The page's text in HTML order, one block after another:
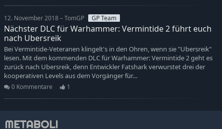
12. November 2018 – TomGP GP Team
Nächster DLC für Warhammer: Vermintide 2 führt euch
nach Ubersreik
Bei Vermintide-Veteranen klingelt's in den Ohren, wenn sie "Ubersreik"
lesen. Mit dem kommenden DLC für Warhammer: Vermintide 2 geht es
zurück nach Ubersreik, denn Entwickler Fatshark verwurstet drei der
kooperativen Levels aus dem Vorgänger für...
0 Kommentare 1